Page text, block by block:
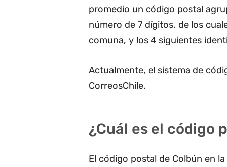
promedio un código postal
número de 7 dígitos, de los
comuna, y los 4 siguientes
Actualmente, el sistema de
CorreosChile.
¿Cuál es el código
El código postal de Colbún en